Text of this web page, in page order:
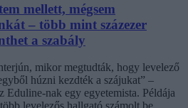
mellett, mégsem
– több mint százezer
a szabály
mikor megtudták, hogy levelező
húzni kezdték a szájukat” –
Eduline-nak egy egyetemista. Példája